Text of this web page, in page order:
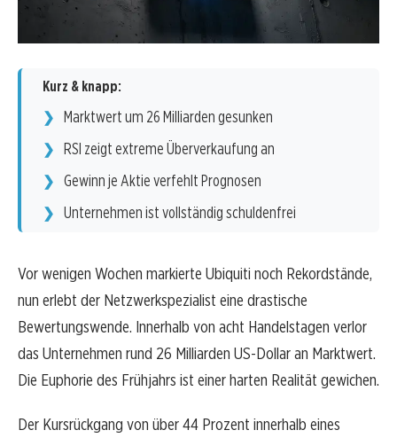
Kurz & knapp:
Marktwert um 26 Milliarden gesunken
RSI zeigt extreme Überverkaufung an
Gewinn je Aktie verfehlt Prognosen
Unternehmen ist vollständig schuldenfrei
Vor wenigen Wochen markierte Ubiquiti noch Rekordstände,
nun erlebt der Netzwerkspezialist eine drastische
Bewertungswende. Innerhalb von acht Handelstagen verlor
das Unternehmen rund 26 Milliarden US-Dollar an Marktwert.
Die Euphorie des Frühjahrs ist einer harten Realität gewichen.
Der Kursrückgang von über 44 Prozent innerhalb eines